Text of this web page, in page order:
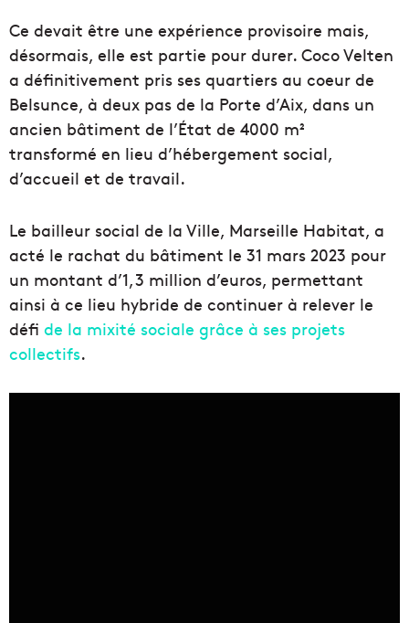
Ce devait être une expérience provisoire mais,
désormais, elle est partie pour durer. Coco Velten
a définitivement pris ses quartiers au coeur de
Belsunce, à deux pas de la Porte d’Aix, dans un
ancien bâtiment de l’État de 4000 m²
transformé en lieu d’hébergement social,
d’accueil et de travail.
Le bailleur social de la Ville, Marseille Habitat, a
acté le rachat du bâtiment le 31 mars 2023 pour
un montant d’1,3 million d’euros, permettant
ainsi à ce lieu hybride de continuer à relever le
défi de la mixité sociale grâce à ses projets
collectifs.